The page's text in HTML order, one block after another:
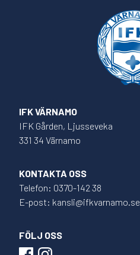
IFK VÄRNAMO
IFK Gården, Ljusseveka
331 34 Värnamo
KONTAKTA OSS
Telefon: 0370-142 38
E-post: kansli@ifkvarnamo.se
FÖLJ OSS